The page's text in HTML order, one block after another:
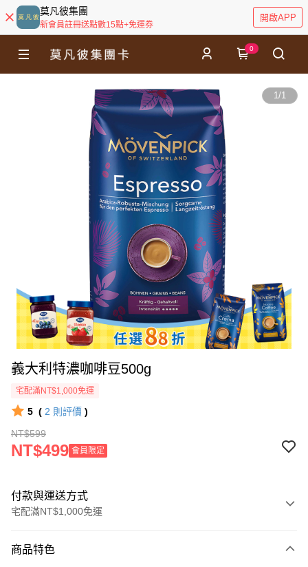
莫凡彼集團
新會員註冊送點數15點+免運券
開啟APP
0
1/1
義大利特濃咖啡豆500g
宅配滿NT$1,000免運
5 ( 2 則評價 )
NT$599
NT$499 會員限定
付款與運送方式
宅配滿NT$1,000免運
信用卡一次付款
商品特色